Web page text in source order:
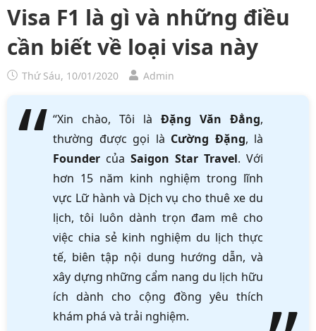
Visa F1 là gì và những điều
cần biết về loại visa này
Thứ Sáu, 10/01/2020 Admin
“Xin chào, Tôi là Đặng Văn Đẳng,
thường được gọi là Cường Đặng, là
Founder của Saigon Star Travel. Với
hơn 15 năm kinh nghiệm trong lĩnh
vực Lữ hành và Dịch vụ cho thuê xe du
lịch, tôi luôn dành trọn đam mê cho
việc chia sẻ kinh nghiệm du lịch thực
tế, biên tập nội dung hướng dẫn, và
xây dựng những cẩm nang du lịch hữu
ích dành cho cộng đồng yêu thích
khám phá và trải nghiệm.